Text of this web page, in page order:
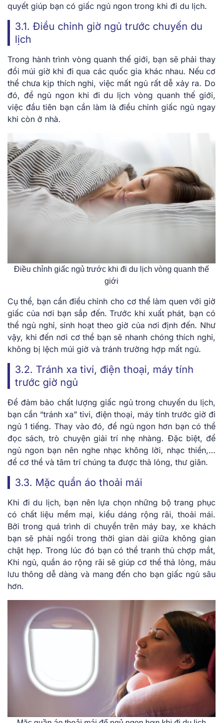
quyết giúp bạn có giấc ngủ ngon trong khi đi du lịch.
3.1. Điều chỉnh giờ ngủ trước chuyến du
lịch
Trong hành trình vòng quanh thế giới, bạn sẽ phải thay
đổi múi giờ khi đi qua các quốc gia khác nhau. Nếu cơ
thể chưa kịp thích nghi, việc mất ngủ rất dễ xảy ra. Do
đó, để ngủ ngon khi đi du lịch vòng quanh thế giới,
việc đầu tiên bạn cần làm là điều chỉnh giấc ngủ ngay
khi còn ở nhà.
Điều chỉnh giấc ngủ trước khi đi du lịch vòng quanh thế
giới
Cụ thể, bạn cần điều chỉnh cho cơ thể làm quen với giờ
giấc của nơi bạn sắp đến. Trước khi xuất phát, bạn có
thể ngủ nghỉ, sinh hoạt theo giờ của nơi định đến. Như
vậy, khi đến nơi cơ thể bạn sẽ nhanh chóng thích nghi,
không bị lệch múi giờ và tránh trường hợp mất ngủ.
3.2. Tránh xa tivi, điện thoại, máy tính
trước giờ ngủ
Để đảm bảo chất lượng giấc ngủ trong chuyến du lịch,
bạn cần “tránh xa” tivi, điện thoại, máy tính trước giờ đi
ngủ 1 tiếng. Thay vào đó, để ngủ ngon hơn bạn có thể
đọc sách, trò chuyện giải trí nhẹ nhàng. Đặc biệt, để
ngủ ngon bạn nên nghe nhạc không lời, nhạc thiền,…
để cơ thể và tâm trí chúng ta được thả lỏng, thư giãn.
3.3. Mặc quần áo thoải mái
Khi đi du lịch, bạn nên lựa chọn những bộ trang phục
có chất liệu mềm mại, kiểu dáng rộng rãi, thoải mái.
Bởi trong quá trình di chuyển trên máy bay, xe khách
bạn sẽ phải ngồi trong thời gian dài giữa không gian
chật hẹp. Trong lúc đó bạn có thể tranh thủ chợp mắt,
Khi ngủ, quần áo rộng rãi sẽ giúp cơ thể thả lỏng, máu
lưu thông dễ dàng và mang đến cho bạn giấc ngủ sâu
hơn.